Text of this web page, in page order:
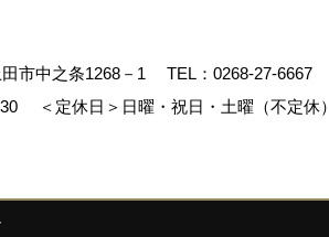
市中之条1268－1 TEL： 0268-27-6667
＜定休日＞日曜・祝日・土曜（不定休）
Reserved.